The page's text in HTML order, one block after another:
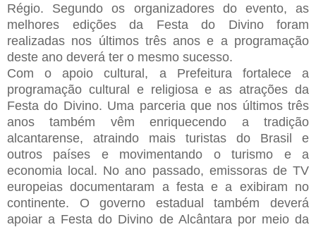
Régio. Segundo os organizadores do evento, as
melhores edições da Festa do Divino foram
realizadas nos últimos três anos e a programação
deste ano deverá ter o mesmo sucesso.
Com o apoio cultural, a Prefeitura fortalece a
programação cultural e religiosa e as atrações da
Festa do Divino. Uma parceria que nos últimos três
anos também vêm enriquecendo a tradição
alcantarense, atraindo mais turistas do Brasil e
outros países e movimentando o turismo e a
economia local. No ano passado, emissoras de TV
europeias documentaram a festa e a exibiram no
continente. O governo estadual também deverá
apoiar a Festa do Divino de Alcântara por meio da